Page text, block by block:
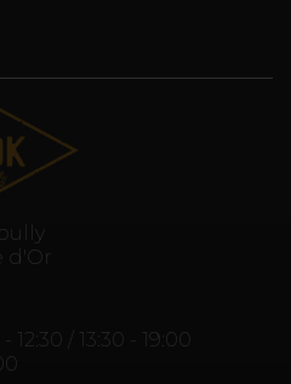
d'Or
12:30 / 13:30 - 19:00